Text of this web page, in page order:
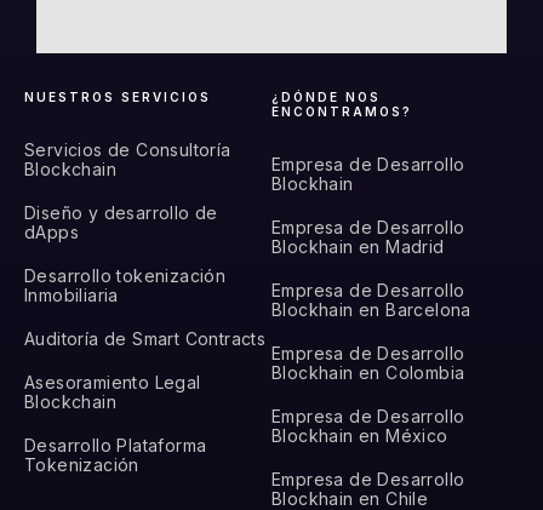
NUESTROS SERVICIOS
Servicios de Consultoría
Blockchain
Diseño y desarrollo de
dApps
Desarrollo tokenización
Inmobiliaria
Auditoría de Smart Contracts
Asesoramiento Legal
Blockchain
Desarrollo Plataforma
Tokenización
¿DÓNDE NOS
ENCONTRAMOS?
Empresa de Desarrollo
Blockhain
Empresa de Desarrollo
Blockhain en Madrid
Empresa de Desarrollo
Blockhain en Barcelona
Empresa de Desarrollo
Blockhain en Colombia
Empresa de Desarrollo
Blockhain en México
Empresa de Desarrollo
Blockhain en Chile